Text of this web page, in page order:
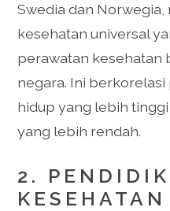
Swedia dan Norwegia,
kesehatan universal
perawatan kesehatan
negara. Ini
hidup yang lebih
yang lebih rendah.
2.
KESEHATAN